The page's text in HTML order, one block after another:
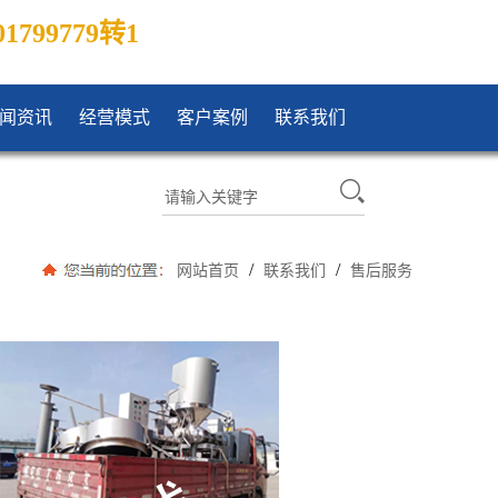
转1
资讯 经营模式 客户案例 联系我们
网站首页 / 联系我们 / 售后服务